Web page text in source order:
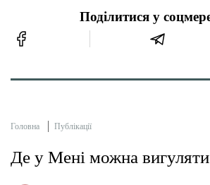
Поділитися у
Головна Публікації
Де у Мені можна